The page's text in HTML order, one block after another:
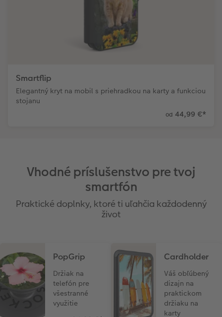
Smartflip
Elegantný kryt na mobil s priehradkou na karty a funkciou
stojanu
od 44,99 €*
Vhodné príslušenstvo pre tvoj
smartfón
Praktické doplnky, ktoré ti uľahčia každodenný
život
PopGrip
Držiak na
telefón pre
všestranné
využitie
Cardholder
Váš obľúbený
dizajn na
praktickom
držiaku na
karty